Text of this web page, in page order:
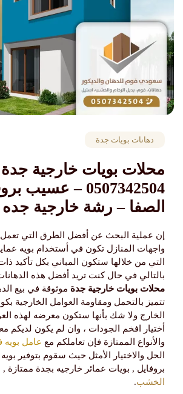
دهانات بويات جدة
محلات بويات خارجية جدة
0507342504 –
الصفا – رشة خارجية جده
إن عملية البحث عن أفضل الطرق التي
واجهات المنازل تكون في أستخدام بويه
التي من خلالها ستكون المباني بكل تأكيد
بالتالي في حال كنت تريد أفضل هذه
محلات بويات خارجية جدة موثوقة في بيع
تتميز بالتحمل ومقاومة العوامل الخارجية
الخارج ولا شك بأنها ستكون معرضه لهذه
أختيار افخم الجودات ، وان لم يكون لديكم
والأنواع الممتازة فإن تعاملكم مع عامل
الحل والاختيار الأمثل حيث سقوم بتوفير
بروفايل , بويات عمائر خارجيه بجدة ممتازة ,
الخشب.